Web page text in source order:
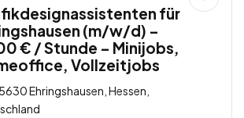
für
(m/w/d) –
€ / Stunde – Minijobs,
Vollzeitjobs
Ehringshausen, Hessen,